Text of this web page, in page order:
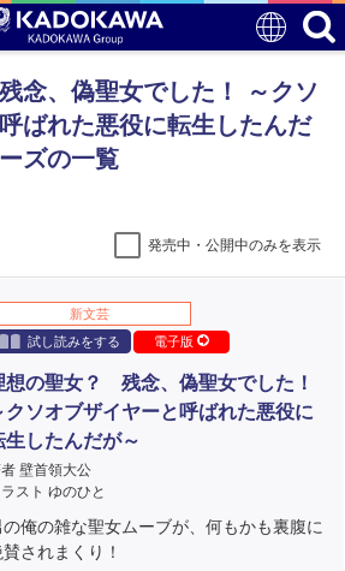
念、偽聖女でした！ ～クソ
ばれた悪役に転生したんだ
ズの一覧
発売中・公開中のみを表示
新文芸
試し読みをする
電子版
想の聖女？ 残念、偽聖女でした！
クソオブザイヤーと呼ばれた悪役に
生したんだが～
壁首領大公
スト ゆのひと
の俺の雑な聖女ムーブが、何もかも裏腹に
されまくり！